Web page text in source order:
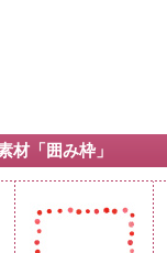
材「囲み枠」